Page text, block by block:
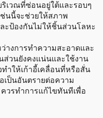
เวณที่ซ่อนอยู่ใต้และรอบๆ
นนี้จะช่วยให้สภาพ
ป้องกันไม่ให้ชิ้นส่วนโลหะ
างการทำความสะอาดและ
ส่วนยังคงแน่นและใช้งาน
ำให้เก้าอี้เคลื่อนที่หรือสั่น
เป็นอันตรายต่อความ
วรทำการแก้ไขทันทีเพื่อ